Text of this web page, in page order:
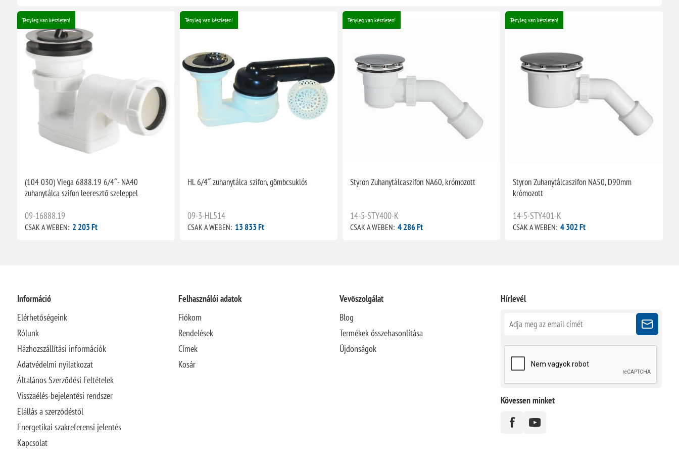
Tényleg van készleten!
(104 030) Viega 6888.19 6/4˝- NA40
zuhanytálca szifon leeresztő szeleppel
09-16888.19
CSAK A WEBEN: 2 203 Ft
Tényleg van készleten!
HL 6/4˝ zuhanytálca szifon, gömbcsuklós
09-3-HL514
CSAK A WEBEN: 13 833 Ft
Tényleg van készleten!
Styron Zuhanytálcaszifon NA60, krómozott
14-5-STY400-K
CSAK A WEBEN: 4 286 Ft
Tényleg van készleten!
Styron Zuhanytálcaszifon NA50, D90mm
krómozott
14-5-STY401-K
CSAK A WEBEN: 4 302 Ft
Információ
Elérhetőségeink
Rólunk
Házhozszállítási információk
Adatvédelmi nyilatkozat
Általános Szerződési Feltételek
Visszaélés-bejelentési rendszer
Elállás a szerződéstől
Energetikai szakreferensi jelentés
Kapcsolat
Felhasználói adatok
Fiókom
Rendelések
Címek
Kosár
Vevőszolgálat
Blog
Termékek összehasonlítása
Újdonságok
Hírlevél
Kövessen minket